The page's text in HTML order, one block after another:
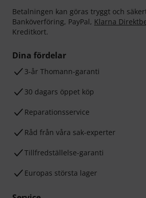
Betalningen kan göras tryggt och
Banköverföring, PayPal, Klarna
Kreditkort.
Dina fördelar
3-år Thomann-garanti
30 dagars öppet köp
Reparationsservice
Råd från våra sak-experter
Tillfredställelse-garanti
Europas största lager